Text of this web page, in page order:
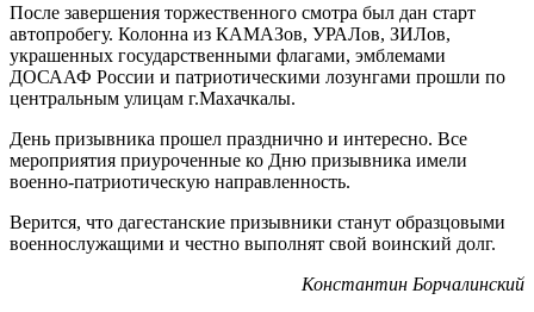
После завершения торжественного смотра был дан старт
автопробегу. Колонна из КАМАЗов, УРАЛов, ЗИЛов,
украшенных государственными флагами, эмблемами
ДОСААФ России и патриотическими лозунгами прошли по
центральным улицам г.Махачкалы.
День призывника прошел празднично и интересно. Все
мероприятия приуроченные ко Дню призывника имели
военно-патриотическую направленность.
Верится, что дагестанские призывники станут образцовыми
военнослужащими и честно выполнят свой воинский долг.
Константин Борчалинский